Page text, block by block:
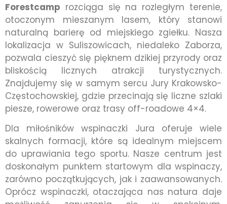
Forestcamp rozciąga się na rozległym terenie,
otoczonym mieszanym lasem, który stanowi
naturalną barierę od miejskiego zgiełku. Nasza
lokalizacja w Suliszowicach, niedaleko Zaborza,
pozwala cieszyć się pięknem dzikiej przyrody oraz
bliskością licznych atrakcji turystycznych.
Znajdujemy się w samym sercu Jury Krakowsko-
Częstochowskiej, gdzie przecinają się liczne szlaki
piesze, rowerowe oraz trasy off-roadowe 4×4.
Dla miłośników wspinaczki Jura oferuje wiele
skalnych formacji, które są idealnym miejscem
do uprawiania tego sportu. Nasze centrum jest
doskonałym punktem startowym dla wspinaczy,
zarówno początkujących, jak i zaawansowanych.
Oprócz wspinaczki, otaczająca nas natura daje